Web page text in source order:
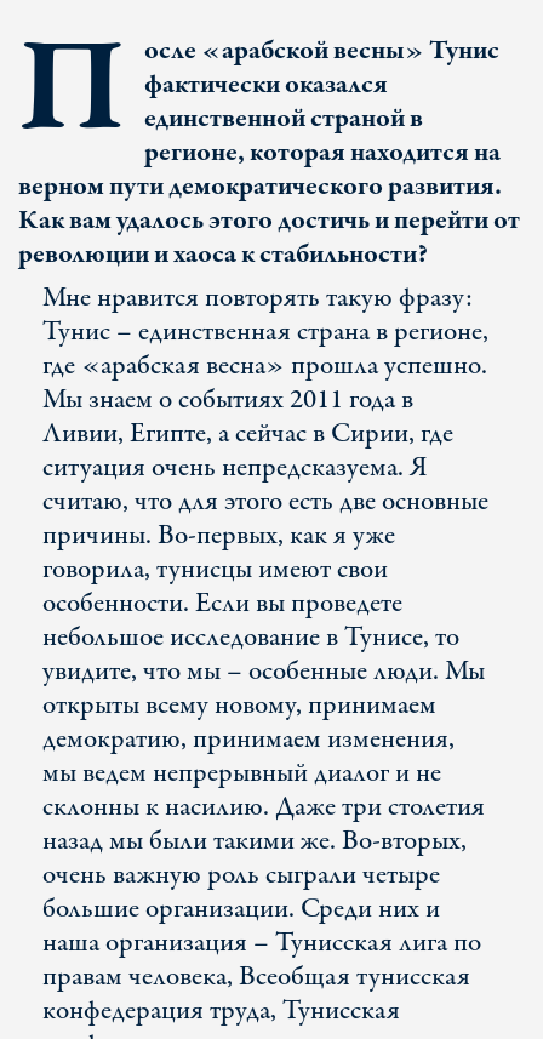
П осле «арабской весны» Тунис
фактически оказался
единственной страной в
регионе, которая находится на
верном пути демократического развития.
Как вам удалось этого достичь и перейти от
революции и хаоса к стабильности?
Мне нравится повторять такую фразу:
Тунис – единственная страна в регионе,
где «арабская весна» прошла успешно.
Мы знаем о событиях 2011 года в
Ливии, Египте, а сейчас в Сирии, где
ситуация очень непредсказуема. Я
считаю, что для этого есть две основные
причины. Во-первых, как я уже
говорила, тунисцы имеют свои
особенности. Если вы проведете
небольшое исследование в Тунисе, то
увидите, что мы – особенные люди. Мы
открыты всему новому, принимаем
демократию, принимаем изменения,
мы ведем непрерывный диалог и не
склонны к насилию. Даже три столетия
назад мы были такими же. Во-вторых,
очень важную роль сыграли четыре
большие организации. Среди них и
наша организация – Тунисская лига по
правам человека, Всеобщая тунисская
конфедерация труда, Тунисская